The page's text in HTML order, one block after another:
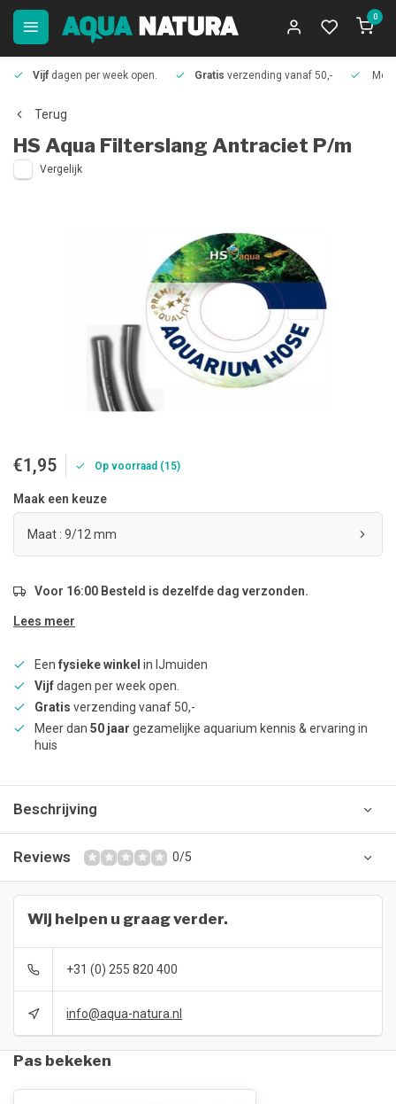
0
Vijf dagen per week open. Gratis verzending vanaf 50,-
Terug
HS Aqua Filterslang Antraciet P/m
Vergelijk
€1,95 Op voorraad (15)
Maak een keuze
Maat : 9/12 mm
Voor 16:00 Besteld is dezelfde dag verzonden.
Lees meer
Een fysieke winkel in IJmuiden
Vijfdagen per week open.
Gratis verzending vanaf 50,-
Meer dan 50 jaar gezamelijke aquarium kennis & ervaring in
huis
Beschrijving
Reviews 0/5
Wij helpen u graag verder.
+31 (0) 255 820 400
info@aqua-natura.nl
Pas bekeken